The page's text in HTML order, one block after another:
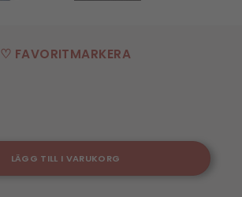
♡ FAVORITMARKERA
LÄGG TILL I VARUKORG